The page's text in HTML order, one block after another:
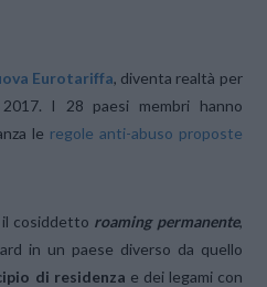
Eurotariffa, diventa realtà per
I 28 paesi membri hanno
le regole anti-abuso proposte
cosiddetto roaming permanente,
in un paese diverso da quello
di residenza e dei legami con